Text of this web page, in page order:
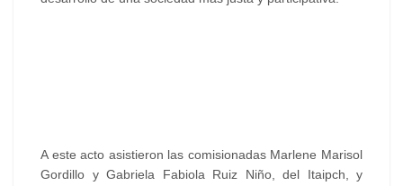
A este acto asistieron las comisionadas Marlene Marisol
Gordillo y Gabriela Fabiola Ruiz Niño, del Itaipch, y